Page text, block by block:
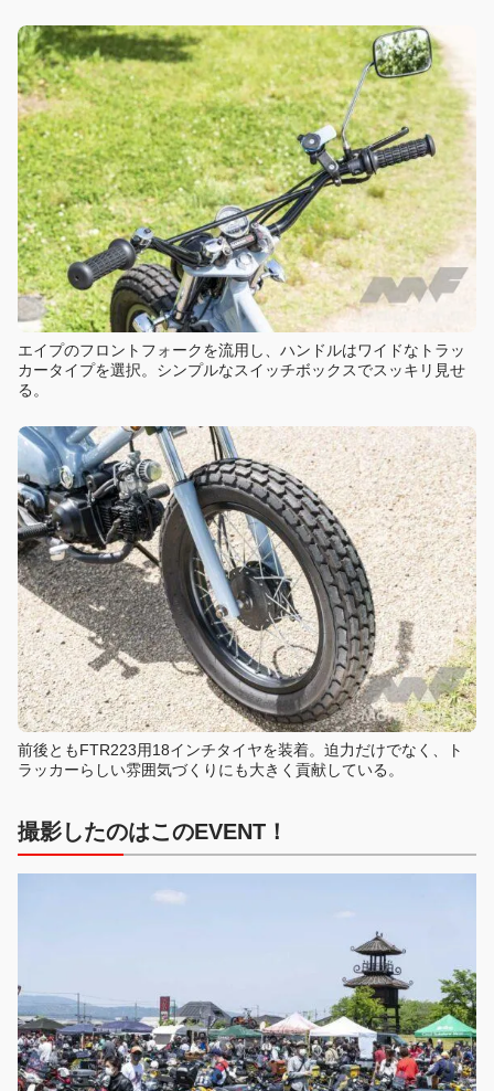
エイプのフロントフォークを流用し、ハンドルはワイドなトラッ
カータイプを選択。シンプルなスイッチボックスでスッキリ見せ
る。
前後ともFTR223用18インチタイヤを装着。迫力だけでなく、ト
ラッカーらしい雰囲気づくりにも大きく貢献している。
撮影したのはこのEVENT！